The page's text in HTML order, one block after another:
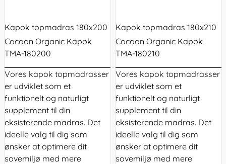
Kapok topmadras 180x200
Cocoon Organic Kapok
TMA-180200
Vores kapok topmadrasser
er udviklet som et
funktionelt og naturligt
supplement til din
eksisterende madras. Det
ideelle valg til dig som
ønsker at optimere dit
sovemiljø med mere
Kapok topmadras 180x210
Cocoon Organic Kapok
TMA-180210
Vores kapok topmadrasser
er udviklet som et
funktionelt og naturligt
supplement til din
eksisterende madras. Det
ideelle valg til dig som
ønsker at optimere dit
sovemiljø med mere